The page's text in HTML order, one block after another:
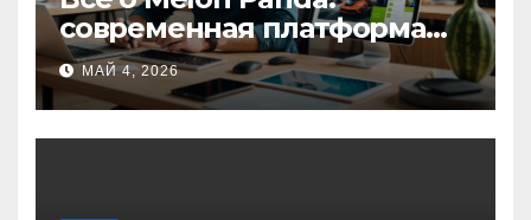
современная платформа
для творческих
профессионалов и
любителей
МАЙ 4, 2026